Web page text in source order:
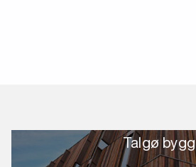
Talgø bygg